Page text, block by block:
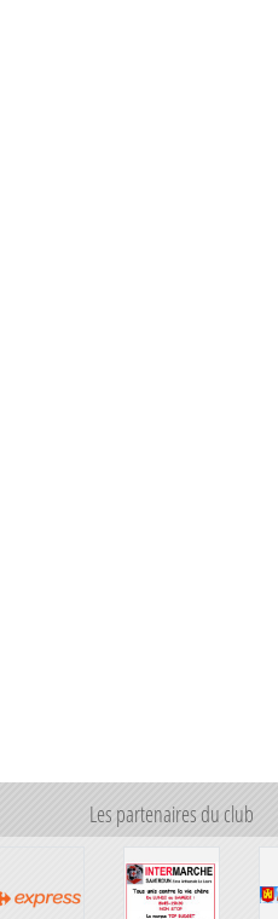
Les partenaires du club